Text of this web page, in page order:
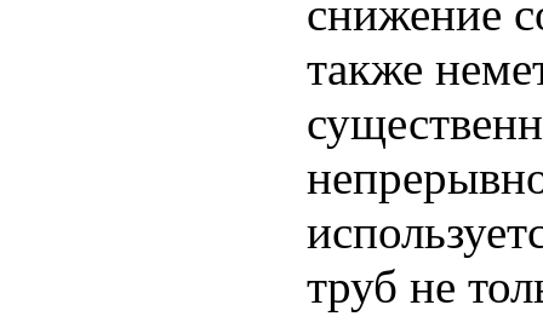
снижение
также
труб не